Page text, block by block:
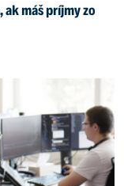
máš príjmy zo